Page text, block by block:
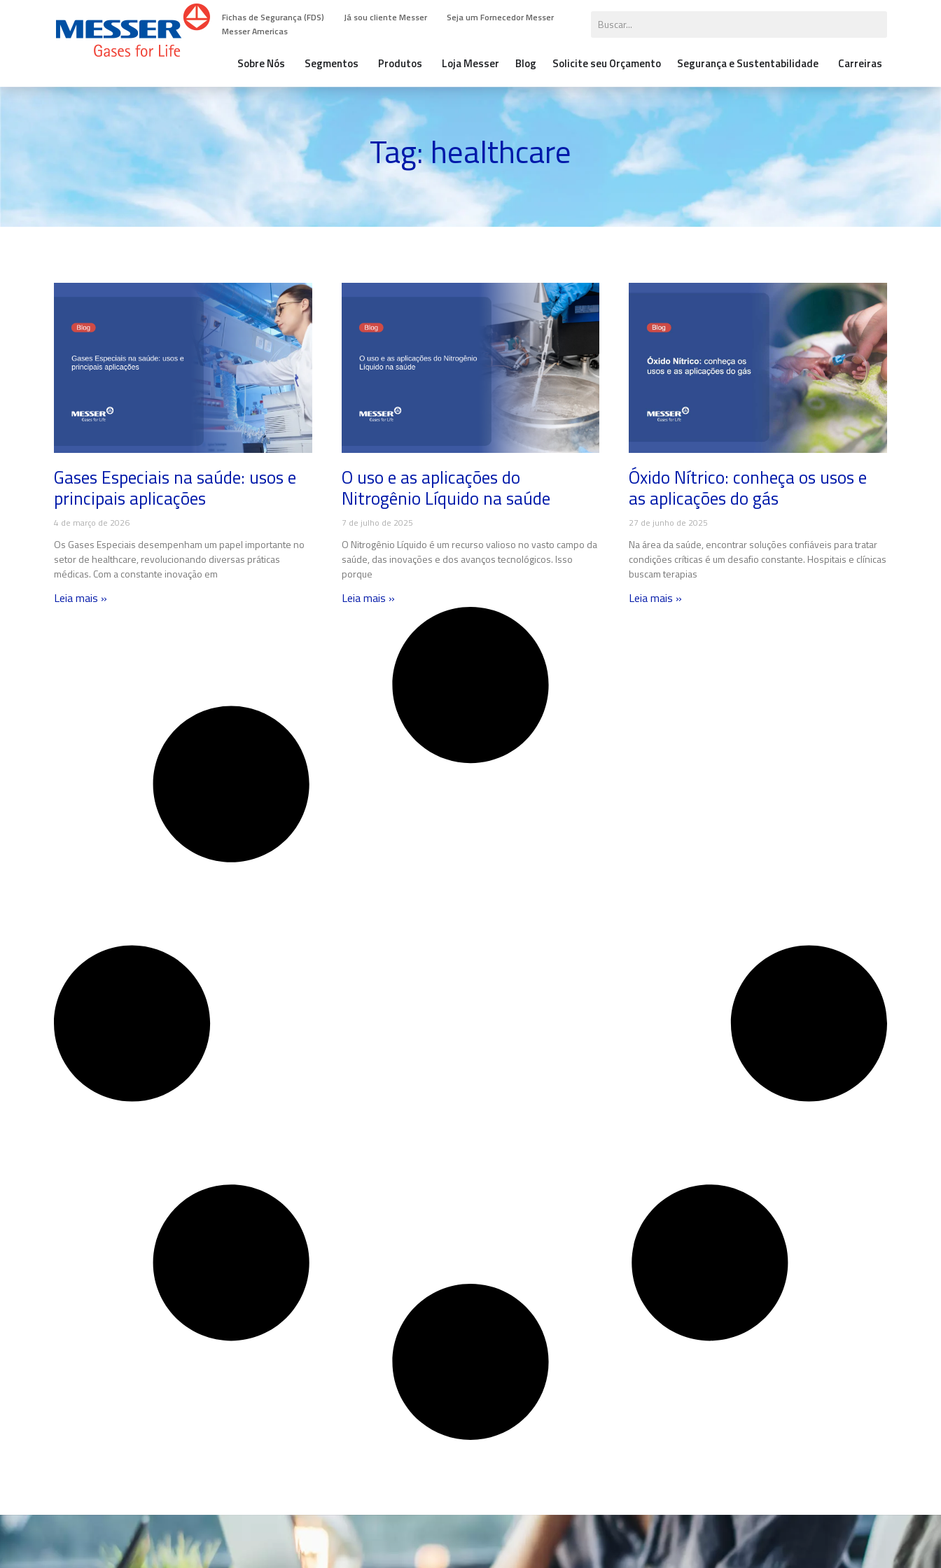
Fichas de Segurança (FDS) Já sou cliente Messer
Seja um Fornecedor Messer
Messer Americas
Sobre Nós Segmentos Produtos Loja Messer Blog Solicite seu Orçamento Segurança e Sustentabilidade Carreiras
Tag: healthcare
Gases Especiais na saúde: usos e
principais aplicações
4 de março de 2026
Os Gases Especiais desempenham um papel importante no
setor de healthcare, revolucionando diversas práticas
médicas. Com a constante inovação em
Leia mais »
O uso e as aplicações do
Nitrogênio Líquido na saúde
7 de julho de 2025
O Nitrogênio Líquido é um recurso valioso no vasto campo da
saúde, das inovações e dos avanços tecnológicos. Isso
porque
Leia mais »
Óxido Nítrico: conheça os usos e
as aplicações do gás
27 de junho de 2025
Na área da saúde, encontrar soluções confiáveis para tratar
condições críticas é um desafio constante. Hospitais e clínicas
buscam terapias
Leia mais »